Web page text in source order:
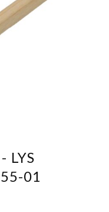
imageimage
larger image
larger image
LYS
01